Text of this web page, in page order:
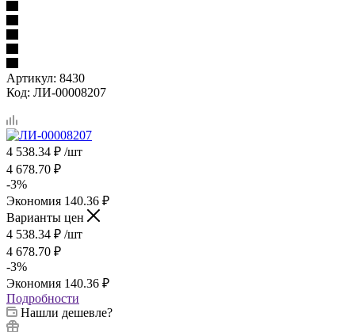
Артикул: 8430
Код: ЛИ-00008207
4 538.34 ₽ /шт
4 678.70 ₽
-3%
Экономия 140.36 ₽
Варианты цен
4 538.34 ₽ /шт
4 678.70 ₽
-3%
Экономия 140.36 ₽
Подробности
Нашли дешевле?